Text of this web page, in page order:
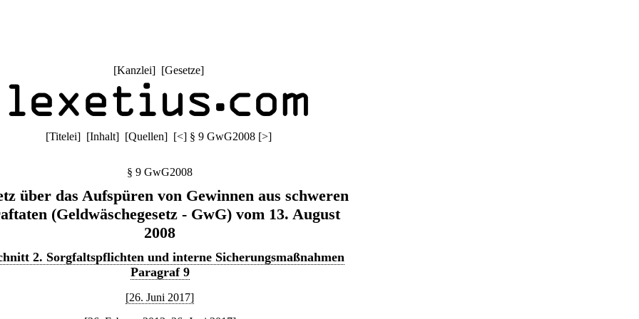
[Kanzlei] [Gesetze]
[Titelei] [Inhalt] [Quellen] [<] § 9 GwG2008 [>]
§ 9 GwG2008
über das Aufspüren von Gewinnen aus schweren
(Geldwäschegesetz - GwG) vom 13. August
2008
2. Sorgfaltspflichten und interne Sicherungsmaßnahmen
Paragraf 9
[26. Juni 2017]